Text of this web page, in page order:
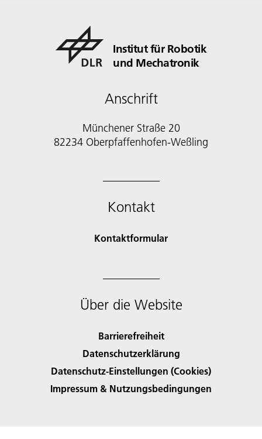
Institut für Robotik
und Mechatronik
Anschrift
Münchener Straße 20
82234 Oberpfaffenhofen-Weßling
Kontakt
Kontaktformular
Über die Website
Barrierefreiheit
Datenschutzerklärung
Datenschutz-Einstellungen (Cookies)
Impressum & Nutzungsbedingungen